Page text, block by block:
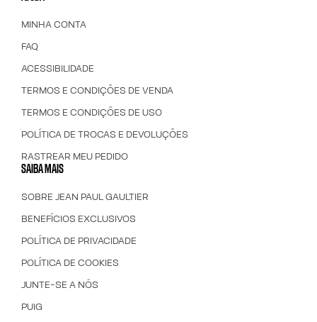
MINHA CONTA
FAQ
ACESSIBILIDADE
TERMOS E CONDIÇÕES DE VENDA
TERMOS E CONDIÇÕES DE USO
POLÍTICA DE TROCAS E DEVOLUÇÕES
RASTREAR MEU PEDIDO
SAIBA MAIS
SOBRE JEAN PAUL GAULTIER
BENEFÍCIOS EXCLUSIVOS
POLÍTICA DE PRIVACIDADE
POLÍTICA DE COOKIES
JUNTE-SE A NÓS
PUIG